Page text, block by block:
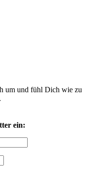
um und fühl Dich wie zu
ein: